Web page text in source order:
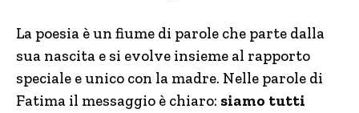
La poesia è un fiume di parole che parte dalla
sua nascita e si evolve insieme al rapporto
speciale e unico con la madre. Nelle parole di
Fatima il messaggio è chiaro: siamo tutti